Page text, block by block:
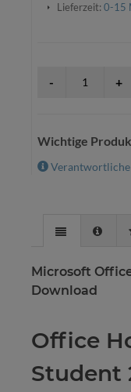
Lieferzeit: 0-15
Wichtige
Verantwortliche
Microsoft
Download
Office
Student